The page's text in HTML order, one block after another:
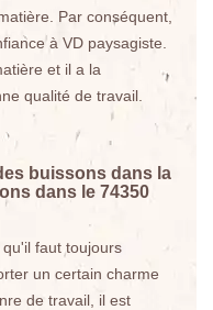
Par conséquent,
à VD paysagiste.
et il a la
qualité de travail.
buissons dans la
dans le 74350
faut toujours
un certain charme
de travail, il est